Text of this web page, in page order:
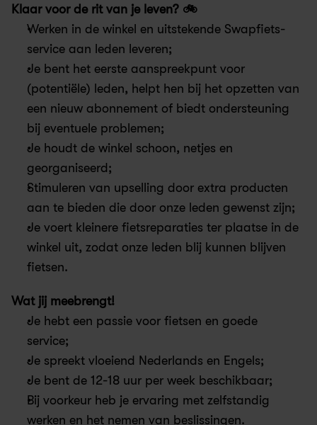
Klaar voor de rit van je leven? 🚲
Werken in de winkel en uitstekende Swapfiets-
service aan leden leveren;
Je bent het eerste aanspreekpunt voor
(potentiële) leden, helpt hen bij het opzetten van
een nieuw abonnement of biedt ondersteuning
bij eventuele problemen;
Je houdt de winkel schoon, netjes en
georganiseerd;
Stimuleren van upselling door extra producten
aan te bieden die door onze leden gewenst zijn;
Je voert kleinere fietsreparaties ter plaatse in de
winkel uit, zodat onze leden blij kunnen blijven
fietsen.
Wat jij meebrengt!
Je hebt een passie voor fietsen en goede
service;
Je spreekt vloeiend Nederlands en Engels;
Je bent de 12-18 uur per week beschikbaar;
Bij voorkeur heb je ervaring met zelfstandig
werken en het nemen van beslissingen.